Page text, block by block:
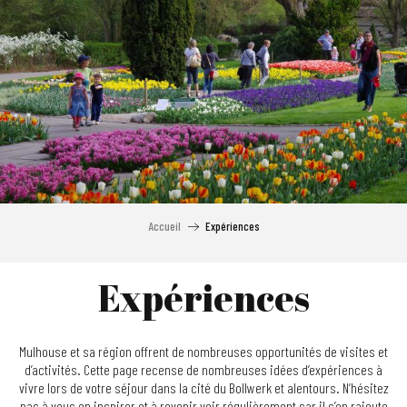
Aller
au
contenu
principal
Accueil Expériences
Expériences
Mulhouse et sa région offrent de nombreuses opportunités de visites et
d’activités. Cette page recense de nombreuses idées d’expériences à
vivre lors de votre séjour dans la cité du Bollwerk et alentours. N’hésitez